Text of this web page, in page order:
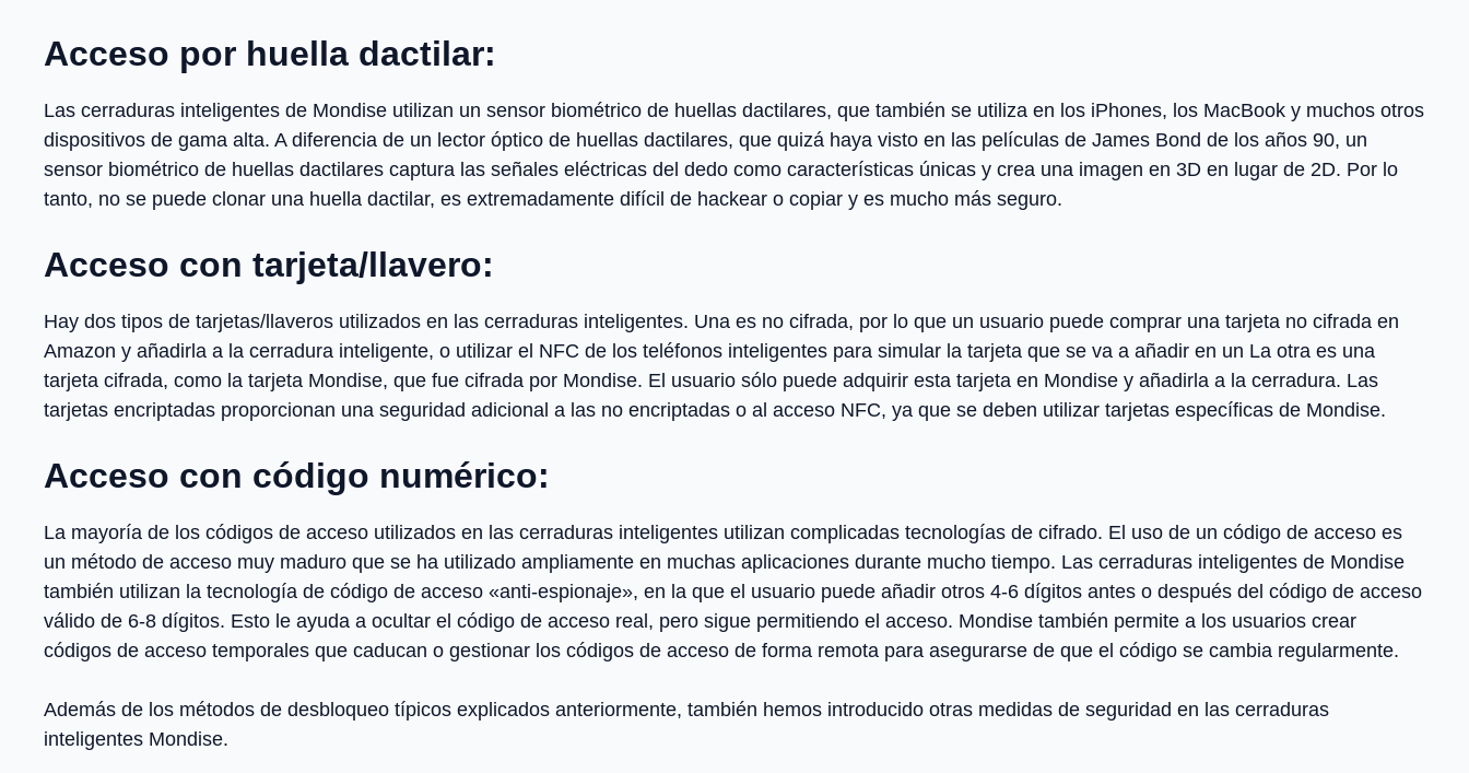
Acceso por huella dactilar:
Las cerraduras inteligentes de Mondise utilizan un sensor biométrico de huellas dactilares, que también se utiliza en los iPhones, los MacBook y muchos otros
dispositivos de gama alta. A diferencia de un lector óptico de huellas dactilares, que quizá haya visto en las películas de James Bond de los años 90, un
sensor biométrico de huellas dactilares captura las señales eléctricas del dedo como características únicas y crea una imagen en 3D en lugar de 2D. Por lo
tanto, no se puede clonar una huella dactilar, es extremadamente difícil de hackear o copiar y es mucho más seguro.
Acceso con tarjeta/llavero:
Hay dos tipos de tarjetas/llaveros utilizados en las cerraduras inteligentes. Una es no cifrada, por lo que un usuario puede comprar una tarjeta no cifrada en
Amazon y añadirla a la cerradura inteligente, o utilizar el NFC de los teléfonos inteligentes para simular la tarjeta que se va a añadir en un La otra es una
tarjeta cifrada, como la tarjeta Mondise, que fue cifrada por Mondise. El usuario sólo puede adquirir esta tarjeta en Mondise y añadirla a la cerradura. Las
tarjetas encriptadas proporcionan una seguridad adicional a las no encriptadas o al acceso NFC, ya que se deben utilizar tarjetas específicas de Mondise.
Acceso con código numérico:
La mayoría de los códigos de acceso utilizados en las cerraduras inteligentes utilizan complicadas tecnologías de cifrado. El uso de un código de acceso es
un método de acceso muy maduro que se ha utilizado ampliamente en muchas aplicaciones durante mucho tiempo. Las cerraduras inteligentes de Mondise
también utilizan la tecnología de código de acceso «anti-espionaje», en la que el usuario puede añadir otros 4-6 dígitos antes o después del código de acceso
válido de 6-8 dígitos. Esto le ayuda a ocultar el código de acceso real, pero sigue permitiendo el acceso. Mondise también permite a los usuarios crear
códigos de acceso temporales que caducan o gestionar los códigos de acceso de forma remota para asegurarse de que el código se cambia regularmente.
Además de los métodos de desbloqueo típicos explicados anteriormente, también hemos introducido otras medidas de seguridad en las cerraduras
inteligentes Mondise.